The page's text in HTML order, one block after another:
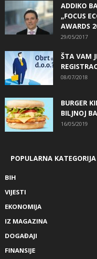
ADDIKO
„FOCUS
AWARDS
29/05/2017
ŠTA VAM
08/07/2018
BURGER
BILJNOJ
16/05/2019
POPULARNA KATEGORIJA
BIH
VIJESTI
EKONOMIJA
IZ MAGAZINA
DOGAĐAJI
FINANSIJE